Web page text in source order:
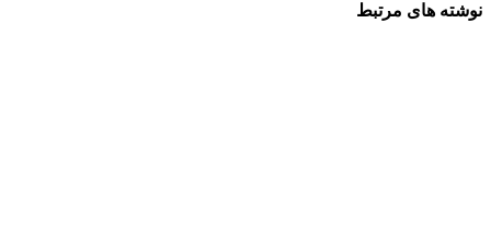
نوشته های مرتبط